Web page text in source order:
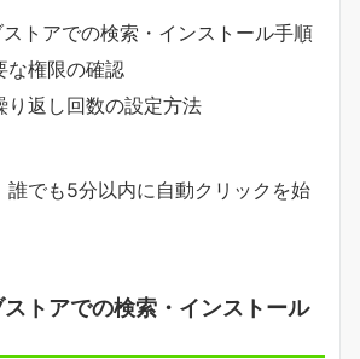
トアでの検索・インストール手順
な権限の確認
り返し回数の設定方法
誰でも5分以内に自動クリックを始
トアでの検索・インストール